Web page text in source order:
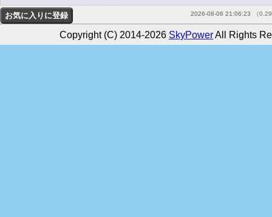
2026-08-06 21:06:23 （
Copyright (C) 2014-2026 SkyPowerAll Rights